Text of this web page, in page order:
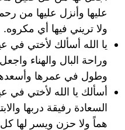
عليها وأنزل عليها من
ولا تريني فيها أي مكروه.
يا الله أسألك لأختي في
وراحة البال والهناء
وطول في عمرها وأسعدها
أسألك يا الله لأختي في
السعادة رفيقة دربها
هماً ولا حزن ويسر لها